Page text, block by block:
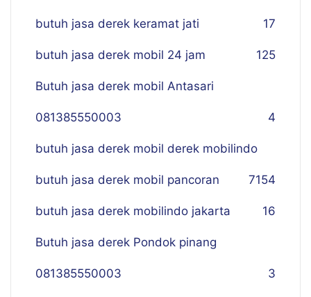
butuh jasa derek keramat jati 17
butuh jasa derek mobil 24 jam 125
Butuh jasa derek mobil Antasari
081385550003 4
butuh jasa derek mobil derek mobilindo
154
butuh jasa derek mobil pancoran 7
butuh jasa derek mobilindo jakarta 16
Butuh jasa derek Pondok pinang
081385550003 3